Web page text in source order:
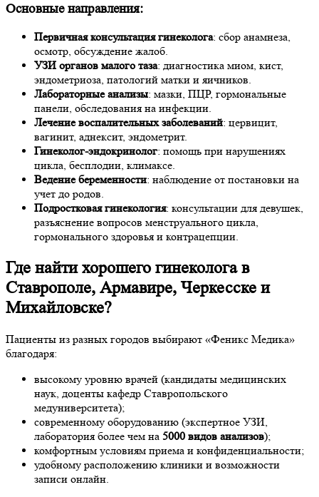
Основные направления:
Первичная консультация гинеколога: сбор анамнеза,
осмотр, обсуждение жалоб.
УЗИ органов малого таза: диагностика миом, кист,
эндометриоза, патологий матки и яичников.
Лабораторные анализы: мазки, ПЦР, гормональные
панели, обследования на инфекции.
Лечение воспалительных заболеваний: цервицит,
вагинит, аднексит, эндометрит.
Гинеколог-эндокринолог: помощь при нарушениях
цикла, бесплодии, климаксе.
Ведение беременности: наблюдение от постановки на
учет до родов.
Подростковая гинекология: консультации для девушек,
разъяснение вопросов менструального цикла,
гормонального здоровья и контрацепции.
Где найти хорошего гинеколога в
Ставрополе, Армавире, Черкесске и
Михайловске?
Пациенты из разных городов выбирают «Феникс Медика»
благодаря:
высокому уровню врачей (кандидаты медицинских
наук, доценты кафедр Ставропольского
медуниверситета);
современному оборудованию (экспертное УЗИ,
лаборатория более чем на 5000 видов анализов);
комфортным условиям приема и конфиденциальности;
удобному расположению клиники и возможности
записи онлайн.